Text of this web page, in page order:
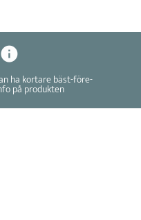
ha kortare bäst-före-
på produkten